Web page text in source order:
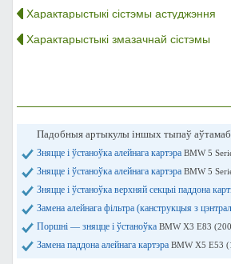
Характарыстыкі сістэмы астуджэння
Характарыстыкі змазачнай сістэмы
Падобныя артыкулы іншых тыпаў
Зняцце і ўстаноўка алейнага картэра BMW 5
Зняцце і ўстаноўка алейнага картэра BMW 5
Зняцце і ўстаноўка верхняй секцыі паддона
Замена алейнага фільтра (канструкцыя з
Поршні — зняцце і ўстаноўка BMW X3 E83
Замена паддона алейнага картэра BMW X5 E53